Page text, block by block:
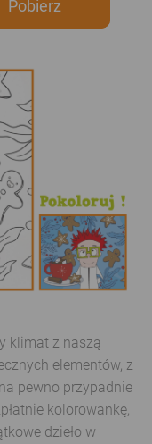
Pobierz
klimat z naszą
elementów, z
pewno przypadnie
kolorowankę,
dzieło w